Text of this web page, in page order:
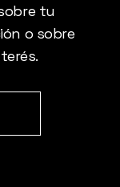
tu
o sobre